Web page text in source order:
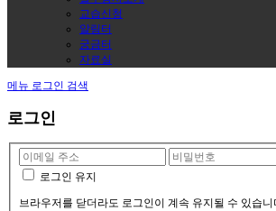
교습신청
알림터
궁금터
자료실
메뉴 로그인 검색
로그인
로그인 유지
브라우저를 닫더라도 로그인이 계속 유지될 수 있습